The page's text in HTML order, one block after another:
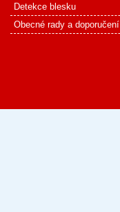
Detekce blesku
Obecné rady a doporučení